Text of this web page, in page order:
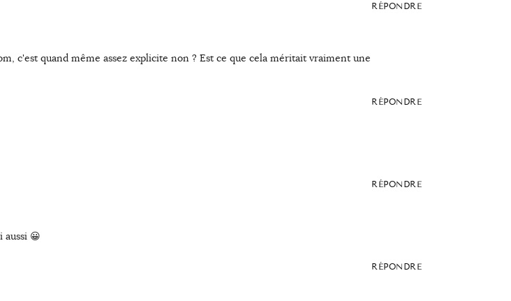
RÉPONDRE
c'est quand même assez explicite non ? Est ce que cela méritait vraiment une
RÉPONDRE
RÉPONDRE
aussi 😀
RÉPONDRE